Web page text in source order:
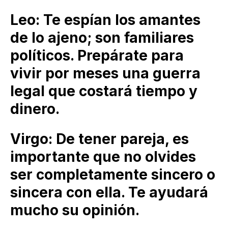
Leo: Te espían los amantes
de lo ajeno; son familiares
políticos. Prepárate para
vivir por meses una guerra
legal que costará tiempo y
dinero.
Virgo: De tener pareja, es
importante que no olvides
ser completamente sincero o
sincera con ella. Te ayudará
mucho su opinión.